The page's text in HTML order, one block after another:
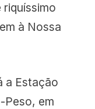
riquíssimo
à Nossa
a Estação
Peso, em